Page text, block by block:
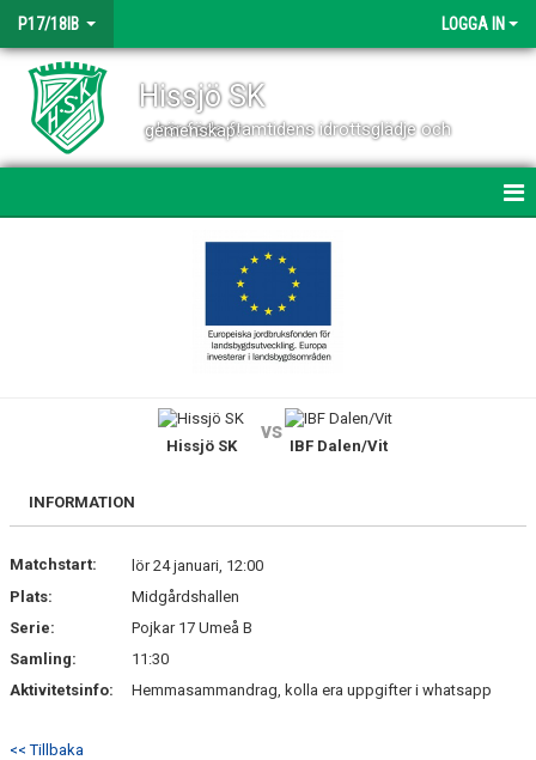
P17/18IB LOGGA IN
Hissjö SK
- här föds framtidens idrottsglädje och gemenskap!
DOKUMENT
Hissjö SK
vs
IBF Dalen/Vit
INFORMATION
Matchstart:
lör 24 januari, 12:00
Plats:
Midgårdshallen
Serie:
Pojkar 17 Umeå B
Samling:
11:30
Aktivitetsinfo:
Hemmasammandrag, kolla era uppgifter i whatsapp
<< Tillbaka